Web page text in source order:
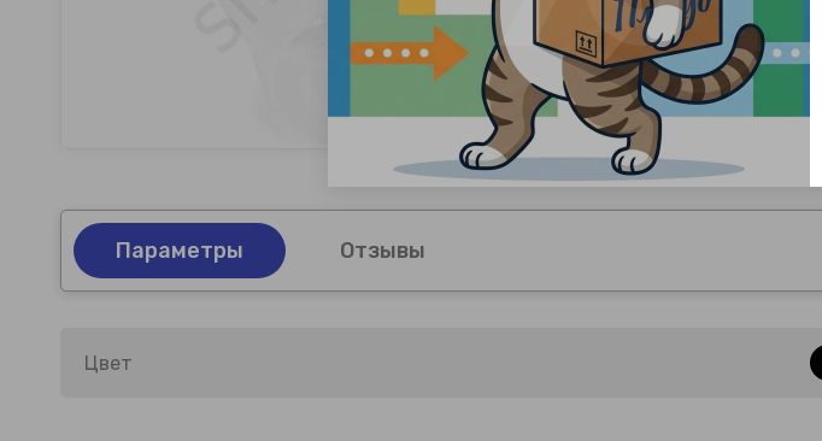
Поделиться
Параметры Отзывы
Цвет